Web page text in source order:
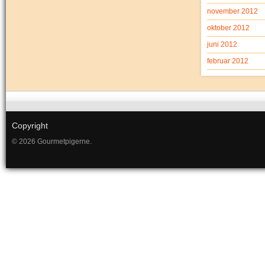
november 2012
oktober 2012
juni 2012
februar 2012
Copyright
© 2026 Gourmetpigerne.